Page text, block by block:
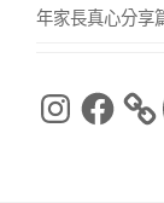
年家長真心分享
Instagram
Facebook